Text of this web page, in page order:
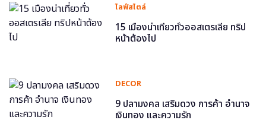
ไลฟ์สไตล์
15 เมืองน่าเที่ยวทั่วออสเตรเลีย ทริป
หน้าต้องไป
DECOR
9 ปลามงคล เสริมดวง การค้า อำนาจ
เงินทอง และความรัก